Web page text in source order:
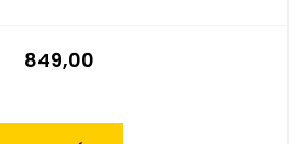
849,00